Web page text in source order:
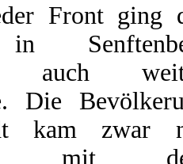
Front ging
auch
Die
kam zwar
mit